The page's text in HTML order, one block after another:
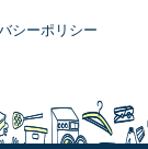
シーポリシー